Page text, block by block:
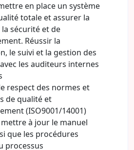
en place un système
totale et assurer la
sécurité et de
Réussir la
le suivi et la gestion des
les auditeurs internes
respect des normes et
de qualité et
(ISO9001/14001)
à jour le manuel
que les procédures
processus